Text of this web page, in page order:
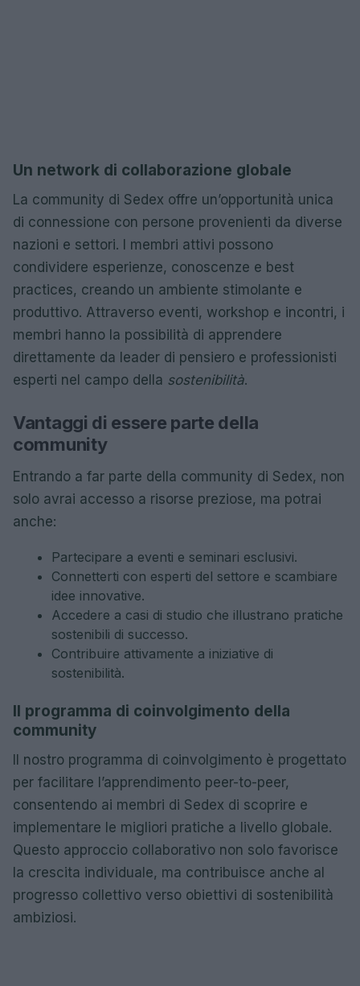
Un network di collaborazione globale
La community di Sedex offre un’opportunità unica
di connessione con persone provenienti da diverse
nazioni e settori. I membri attivi possono
condividere esperienze, conoscenze e best
practices, creando un ambiente stimolante e
produttivo. Attraverso eventi, workshop e incontri, i
membri hanno la possibilità di apprendere
direttamente da leader di pensiero e professionisti
esperti nel campo della sostenibilità.
Vantaggi di essere parte della
community
Entrando a far parte della community di Sedex, non
solo avrai accesso a risorse preziose, ma potrai
anche:
Partecipare a eventi e seminari esclusivi.
Connetterti con esperti del settore e scambiare
idee innovative.
Accedere a casi di studio che illustrano pratiche
sostenibili di successo.
Contribuire attivamente a iniziative di
sostenibilità.
Il programma di coinvolgimento della
community
Il nostro programma di coinvolgimento è progettato
per facilitare l’apprendimento peer-to-peer,
consentendo ai membri di Sedex di scoprire e
implementare le migliori pratiche a livello globale.
Questo approccio collaborativo non solo favorisce
la crescita individuale, ma contribuisce anche al
progresso collettivo verso obiettivi di sostenibilità
ambiziosi.